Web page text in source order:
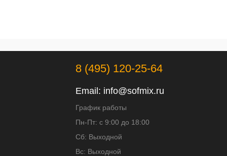
8 (495) 120-25-64
Email: info@sofmix.ru
График работы
Пн-Пт: с 9:00 до 18:00
Сб: Выходной
Вс: Выходной